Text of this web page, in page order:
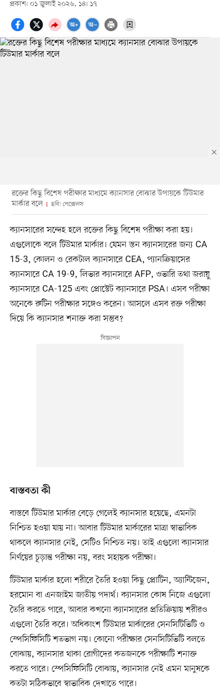
প্রকাশ: ০১ জুলাই ২০২৬, ১৪: ১৭
রক্তের কিছু বিশেষ পরীক্ষার মাধ্যমে ক্যানসার বোঝার উপায়কে টিউমার
মার্কার বলে
ছবি: পেক্সেলস
ক্যানসারের সন্দেহ হলে রক্তের কিছু বিশেষ পরীক্ষা করা হয়।
এগুলোকে বলে টিউমার মার্কার। যেমন স্তন ক্যানসারের জন্য CA
15-3, কোলন ও রেকটাল ক্যানসারে CEA, প্যানক্রিয়াসের
ক্যানসারে CA 19-9, লিভার ক্যানসারে AFP, ওভারি তথা জরায়ু
ক্যানসারে CA-125 এবং প্রোস্টেট ক্যানসারে PSA। এসব পরীক্ষা
অনেকে রুটিন পরীক্ষার সঙ্গেও করেন। আসলে এসব রক্ত পরীক্ষা
দিয়ে কি ক্যানসার শনাক্ত করা সম্ভব?
বাস্তবতা কী
বাস্তবে টিউমার মার্কার বেড়ে গেলেই ক্যানসার হয়েছে, এমনটা
নিশ্চিত হওয়া যায় না। আবার টিউমার মার্কারের মাত্রা স্বাভাবিক
থাকলে ক্যানসার নেই, সেটিও নিশ্চিত নয়। তাই এগুলো ক্যানসার
নির্ণয়ের চূড়ান্ত পরীক্ষা নয়, বরং সহায়ক পরীক্ষা।
টিউমার মার্কার হলো শরীরে তৈরি হওয়া কিছু প্রোটিন, অ্যান্টিজেন,
হরমোন বা এনজাইম জাতীয় পদার্থ। ক্যানসার কোষ নিজে এগুলো
তৈরি করতে পারে, আবার কখনো ক্যানসারের প্রতিক্রিয়ায় শরীরও
এগুলো তৈরি করে। অধিকাংশ টিউমার মার্কারের সেনসিটিভিটি ও
স্পেসিফিসিটি শতভাগ নয়। কোনো পরীক্ষার সেনসিটিভিটি বলতে
বোঝায়, ক্যানসার থাকা রোগীদের কতজনকে পরীক্ষাটি শনাক্ত
করতে পারে। স্পেসিফিসিটি বোঝায়, ক্যানসার নেই এমন মানুষকে
কতটা সঠিকভাবে স্বাভাবিক দেখাতে পারে।